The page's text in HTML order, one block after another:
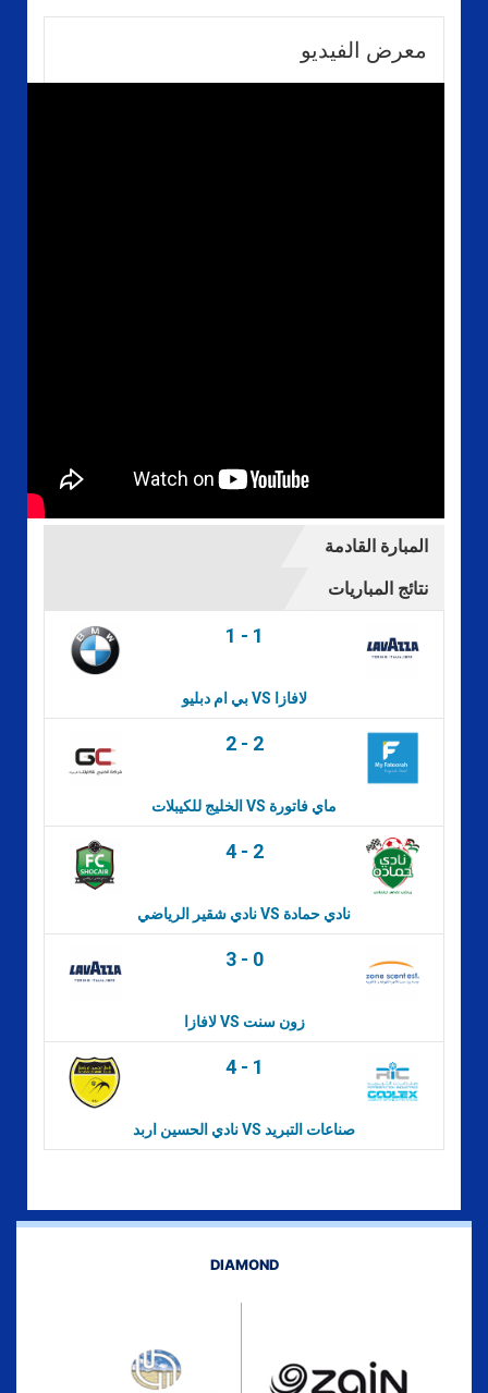
معرض الفيديو
المبارة القادمة
نتائج المباريات
1 - 1
بي ام دبليو VS لافازا
2- 2
الخليج للكيبلات VS ماي فاتورة
4- 2
نادي شقير الرياضي VS نادي حمادة
3- 0
لافازا VS زون سنت
4- 1
نادي الحسين اربد VS صناعات التبريد
DIAMOND